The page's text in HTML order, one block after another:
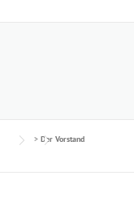
> Der Vorstand